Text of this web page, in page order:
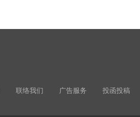
联络我们 广告服务 投函投稿